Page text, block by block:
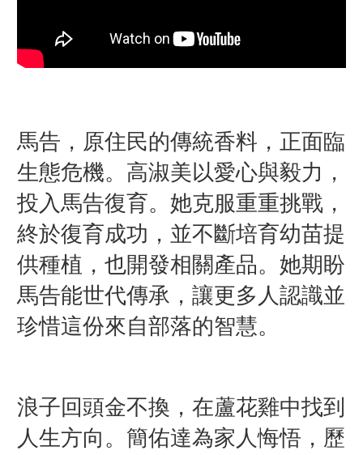
馬告，原住民的傳統香料，正面臨
生態危機。高淑美以愛心與毅力，
投入馬告復育。她克服重重挑戰，
終於復育成功，並不斷培育幼苗提
供種植，也開發相關產品。她期盼
馬告能世代傳承，讓更多人認識並
珍惜這份來自部落的智慧。
浪子回頭金不換，在蘆花雞中找到
人生方向。簡佑達為家人悔悟，歷